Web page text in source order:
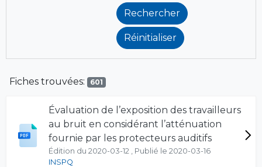
Fiches trouvées: 601
Évaluation de l’exposition des travailleurs
au bruit en considérant l’atténuation
fournie par les protecteurs auditifs
Édition du 2020-03-12 , Publié le 2020-03-16
INSPQ